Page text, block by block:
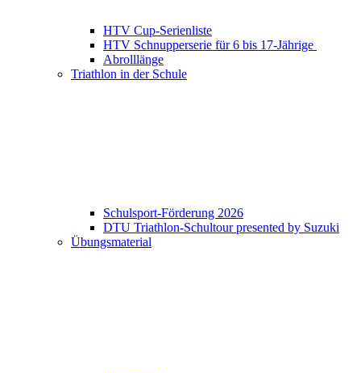
HTV Cup-Serienliste
HTV Schnupperserie für 6 bis 17-Jährige
Abrolllänge
Triathlon in der Schule
Schulsport-Förderung 2026
DTU Triathlon-Schultour presented by Suzuki
Übungsmaterial